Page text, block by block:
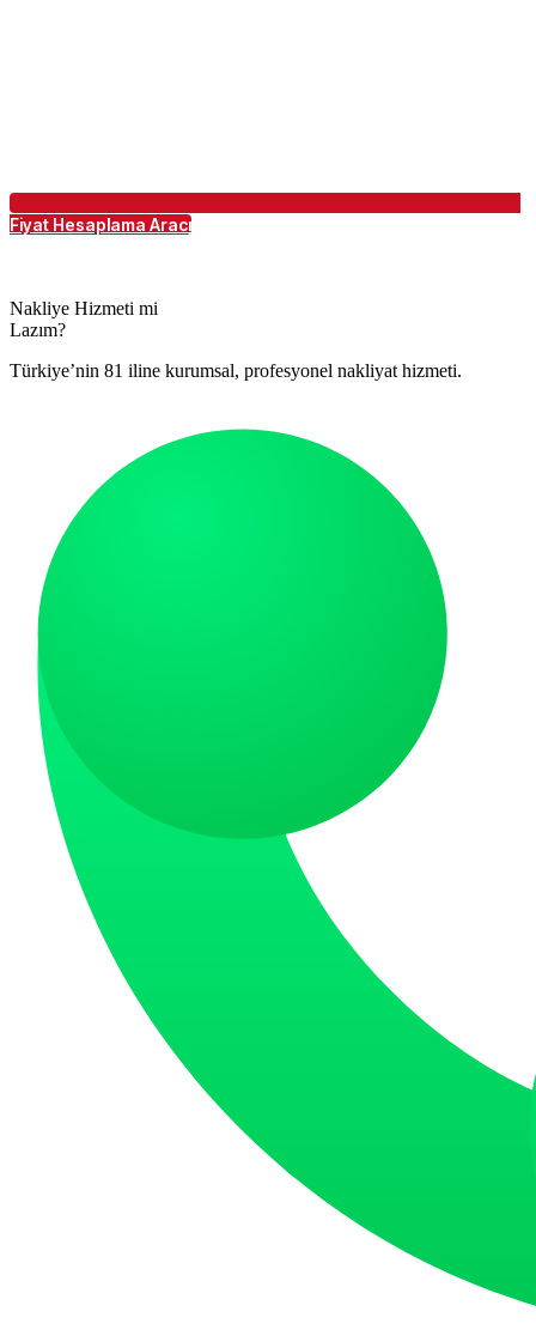
Fiyat Hesaplama Aracı
Nakliye Hizmeti mi
Lazım?
Türkiye’nin 81 iline kurumsal, profesyonel nakliyat hizmeti.